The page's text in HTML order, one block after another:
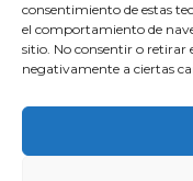
consentimiento de estas
el comportamiento de
sitio. No consentir o retirar
negativamente a ciertas
Comprometida con los
huella de CO2 emitida por
Política de cookies